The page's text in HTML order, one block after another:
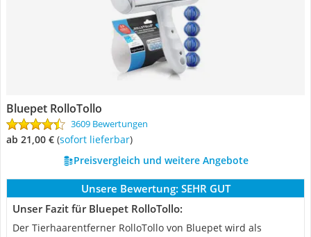
Bluepet RolloTollo
3609 Bewertungen
ab 21,00 € ( Sofort lieferbar)
Preisvergleich und weitere Angebote
Unsere Bewertung: SEHR GUT
Unser Fazit für Bluepet RolloTollo:
Der Tierhaarentferner RolloTollo von Bluepet wird als